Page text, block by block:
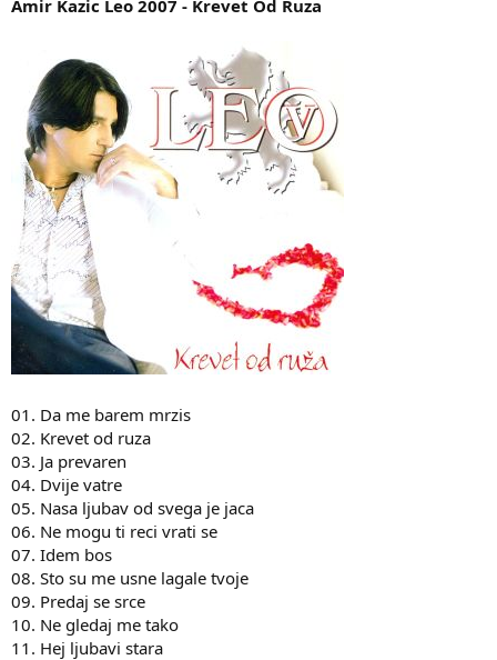
Amir Kazic Leo 2007 - Krevet Od Ruza
01. Da me barem mrzis
02. Krevet od ruza
03. Ja prevaren
04. Dvije vatre
05. Nasa ljubav od svega je jaca
06. Ne mogu ti reci vrati se
07. Idem bos
08. Sto su me usne lagale tvoje
09. Predaj se srce
10. Ne gledaj me tako
11. Hej ljubavi stara